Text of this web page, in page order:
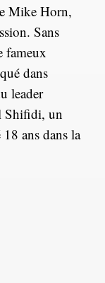
Mike Horn,
Sans
fameux
dans
leader
Shifidi, un
ans dans la